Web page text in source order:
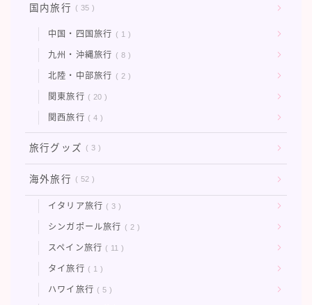
国内旅行 35
中国・四国旅行 1
九州・沖縄旅行 8
北陸・中部旅行 2
関東旅行 20
関西旅行 4
旅行グッズ 3
海外旅行 52
イタリア旅行 3
シンガポール旅行 2
スペイン旅行 11
タイ旅行 1
ハワイ旅行 5